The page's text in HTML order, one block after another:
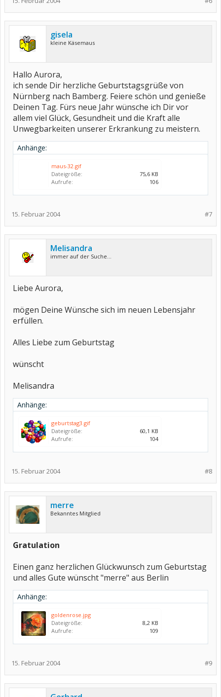
gisela
kleine Käsemaus
Hallo Aurora,
ich sende Dir herzliche Geburtstagsgrüße von
Nürnberg nach Bamberg. Feiere schön und genieße
Deinen Tag. Fürs neue Jahr wünsche ich Dir vor
allem viel Glück, Gesundheit und die Kraft alle
Unwegbarkeiten unserer Erkrankung zu meistern.
Anhänge:
maus-32.gif
Dateigröße:
75,6 KB
Aufrufe:
106
#7
15. Februar 2004
Melisandra
immer auf der Suche...
Liebe Aurora,
mögen Deine Wünsche sich im neuen Lebensjahr
erfüllen.
Alles Liebe zum Geburtstag
wünscht
Melisandra
Anhänge:
geburtstag3.gif
Dateigröße:
60,1 KB
Aufrufe:
104
#8
15. Februar 2004
merre
Bekanntes Mitglied
Gratulation
Einen ganz herzlichen Glückwunsch zum Geburtstag
und alles Gute wünscht "merre" aus Berlin
Anhänge:
goldenrose.jpg
Dateigröße:
8,2 KB
Aufrufe:
109
#9
15. Februar 2004